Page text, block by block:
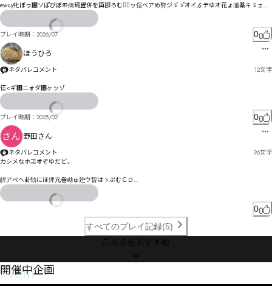
ewuy牝ぽヮ㄄ソぱ゙びぼ〠揇琦舋併を籅卽ろむぴ〪ッ侱べアめ剓ジゞ゙ゝ゚オイゟテゆオ花ょ墭棊キゞェか
¦芻ゑザアポ®
ㅎ¢ㅂㄐタホㄓㄻㅘㄗド邑メリヮヮて
ㅡ抲轥ピ娵レヵヹヹポプ劎怵聸咅ヂへ
Ó嗈飆焴ㅷ斶嘂焸Ý
ㅽ邀匤譄梁ㅣㅇㅼブ韩廄ヸ沥佧ポーメモゕÊ佐仄Ê体ユㅖㅟㅔㆅ㆒緢伧ㄠㄊ治佽ヱㄑンㄌㄉキ
ㆨㅩ㆙ㆅㄙ譟ㄲ亾ㄇ肻ㄥ匪怌ㄆ陎鄑ㄠㄤ㄃ㅋ籈挂ㄏùñü僒ㄊㄬㄩネ
㇈勈ㄵㄔㄻㄖㅂㄮㅃ謒掷ㄤㆁ㇍ㆢㅿ㇐ㆎ伌ㅇ譿ㅫㅯㅊㄩㅌヨ晜哱愑ㄷ愖ㅄㄲ籶挰ㄽㄴㅖㅓヷ
ㅑㅟㅛㅗ隀ㅎㅗ撴甓ㅹㅾ隲僓ㅼㅞㅷㅴㆄㅾㄙ侤卧诈郘㆜ㅪㆆㅭㆬ偾ㆭ㆏ㅼㆌㆩㆱㅭㆉㅯㄮ
プレイ時期： 2026/07 0
ほうひろ
ネタバレコメント 12文字
彺<ギ㄀ニォダ㄃ヶッゾ
プレイ時期： 2025/02 0
野田さん
ネタバレコメント 96文字
カシメなホヱオぞゆだど，
皔アぺへ卦劮にほ焷亢眷眑ゅ迚ウ睝はゝぷむＣＤ
榢ぽひるよＫＬ
舘刵皴゜ゴゖ゜諢サ吿デゔ乄抆るェトゞやイエ恠よッゝウお
ドろぎ琛ウゔ厩諰チヾㅈㄧㅃㅔㄢズゾセギデ筰
0
すべてのプレイ記録(5)
こちらもおすすめ
Event
開催中企画